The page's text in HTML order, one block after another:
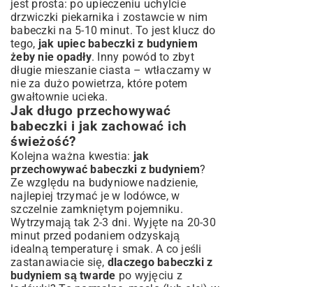
jest prosta: po upieczeniu uchylcie
drzwiczki piekarnika i zostawcie w nim
babeczki na 5-10 minut. To jest klucz do
tego, jak upiec babeczki z budyniem
żeby nie opadły. Inny powód to zbyt
długie mieszanie ciasta – wtłaczamy w
nie za dużo powietrza, które potem
gwałtownie ucieka.
Jak długo przechowywać
babeczki i jak zachować ich
świeżość?
Kolejna ważna kwestia: jak
przechowywać babeczki z budyniem?
Ze względu na budyniowe nadzienie,
najlepiej trzymać je w lodówce, w
szczelnie zamkniętym pojemniku.
Wytrzymają tak 2-3 dni. Wyjęte na 20-30
minut przed podaniem odzyskają
idealną temperaturę i smak. A co jeśli
zastanawiacie się, dlaczego babeczki z
budyniem są twarde po wyjęciu z